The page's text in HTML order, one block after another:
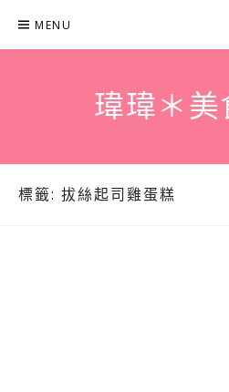
content
MENU
瑋瑋＊美
標籤: 拔絲起司雞蛋糕